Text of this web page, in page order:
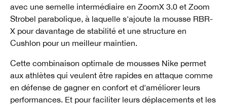
avec une semelle intermédiaire en ZoomX 3.0 et Zoom
Strobel parabolique, à laquelle s'ajoute la mousse RBR-
X pour davantage de stabilité et une structure en
Cushlon pour un meilleur maintien.
Cette combinaison optimale de mousses Nike permet
aux athlètes qui veulent être rapides en attaque comme
en défense de gagner en confort et d'améliorer leurs
performances. Et pour faciliter leurs déplacements et les